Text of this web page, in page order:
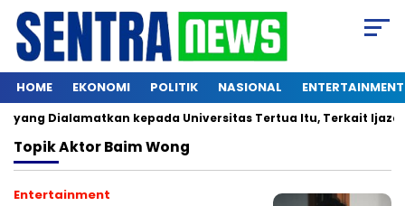
HOME EKONOMI POLITIK NASIONAL ENTERTAINMENT
yang Dialamatkan kepada Universitas Tertua Itu, Terkait Ijazah
TopikAktor Baim Wong
Entertainment